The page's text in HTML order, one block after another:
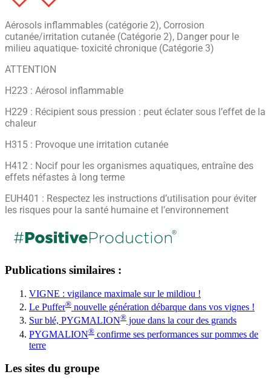
Aérosols inflammables (catégorie 2), Corrosion
cutanée/irritation cutanée (Catégorie 2), Danger pour le
milieu aquatique- toxicité chronique (Catégorie 3)
ATTENTION
H223 : Aérosol inflammable
H229 : Récipient sous pression : peut éclater sous l’effet de la
chaleur
H315 : Provoque une irritation cutanée
H412 : Nocif pour les organismes aquatiques, entraîne des
effets néfastes à long terme
EUH401 : Respectez les instructions d’utilisation pour éviter
les risques pour la santé humaine et l’environnement
Publications similaires :
VIGNE : vigilance maximale sur le mildiou !
Le Puffer® nouvelle génération débarque dans vos vignes !
Sur blé, PYGMALION® joue dans la cour des grands
PYGMALION® confirme ses performances sur pommes de
terre
Les sites du groupe